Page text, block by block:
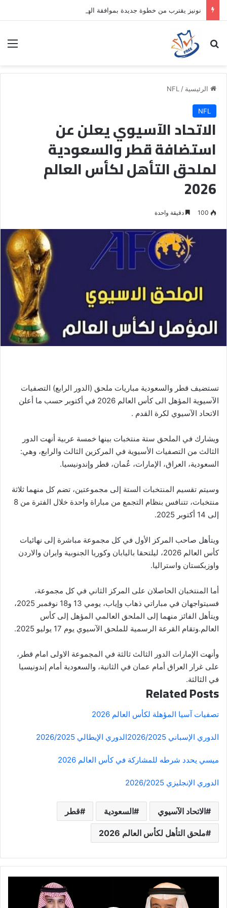
نونيز يقترب من خطوة جديدة بموافقة الهلال
بحث عن
الرئيسية /
NFL
NFL
الاتحاد الآسيوي يعلن عن
استضافة قطر والسعودية
لملحق التأهل لكأس العالم
2026
100 دقيقة واحدة
تستضيف قطر والسعودية مباريات ملحق (الدور الرابع) التصفيات
الآسيوية المؤهل الى كأس العالم 2026 في أكتوبر حسب ما أعلن
الاتحاد الآسيوي لكرة القدم .
ويشارك في الملحق ستة منتخبات بينها خمسة عربية أنهت الدور
الثالث من التصفيات الأسيوية في المركزين الثالث والرابع، وهي:
السعودية، العراق، الإمارات، عُمان، قطر وإندونيسيا.
وسيتم تقسيم المنتخبات الستة إلى مجموعتين، تضم كل منهما ثلاثة
منتخبات، تتنافس بنظام التجمع من مباراة واحدة خلال الفترة من 8
إلى 14 أكتوبر 2025.
ويتأهل صاحب المركز الأول في كل مجموعة مباشرة إلى نهائيات
كأس العالم 2026، ليلتحقا باليابان وكوريا الجنوبية وايران والاردن
واوزبكستان واستراليا.
أما المنتخبان الحاصلان على المركز الثاني في كل مجموعة،
فسيتواجهان في مباراتي ذهاب وإياب، يومي 13 و18 نوفمبر 2025،
ويتأهل الفائز منهما إلى الملحق العالمي المؤهل إلى كأس
العالم.وتقام القرعة الرسمية للملحق الآسيوي يوم 17 يوليو 2025.
وأنهت الإمارات الدور الثالث ثالثة في المجموعة الاولى امام قطر،
على غرار العراق أمام عمان في الثانية، والسعودية أمام إندونيسيا
في الثالثة.
Related Posts
تصفيات آسيا المؤهلة لكأس العالم 2026
الدوري الإسباني 2026/2025 الدوري الإيطالي 2026/2025
ميسي يحدد شرطه للمشاركة في كأس العالم 2026
الدوري الإنجليزي 2026/2025
الاتحاد الآسيوي السعودية قطر
ملحق التأهل لكأس العالم 2026